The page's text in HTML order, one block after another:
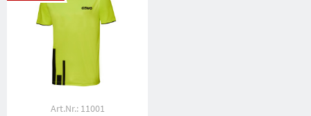
Art.Nr.: 11001